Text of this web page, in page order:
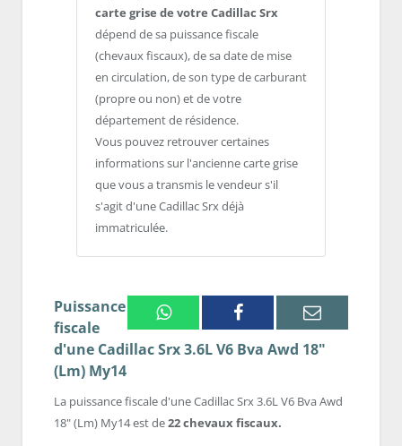
carte grise de votre Cadillac Srx
dépend de sa puissance fiscale
(chevaux fiscaux), de sa date de mise
en circulation, de son type de carburant
(propre ou non) et de votre
département de résidence.
Vous pouvez retrouver certaines
informations sur l'ancienne carte grise
que vous a transmis le vendeur s'il
s'agit d'une Cadillac Srx déjà
immatriculée.
WhatsappFacebook Email
Puissance
fiscale
d'une Cadillac Srx 3.6L V6 Bva Awd 18"
(Lm) My14
La puissance fiscale d'une Cadillac Srx 3.6L V6 Bva Awd
18" (Lm) My14 est de22 chevaux fiscaux.